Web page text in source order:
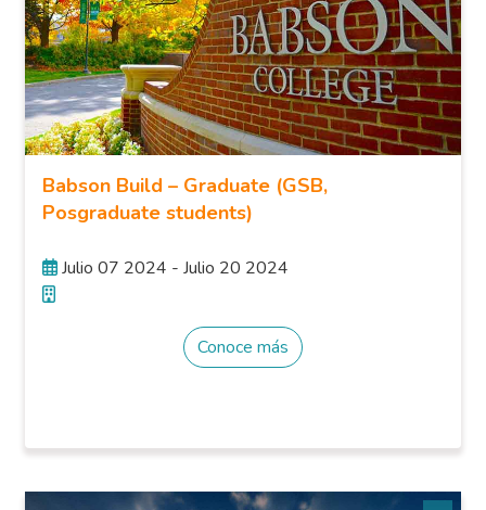
Babson Build – Graduate (GSB,
Posgraduate students)
Julio 07 2024 - Julio 20 2024
Conoce más